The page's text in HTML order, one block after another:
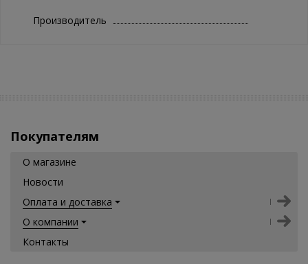
Производитель
Покупателям
О магазине
Новости
Оплата и доставка
О компании
Контакты